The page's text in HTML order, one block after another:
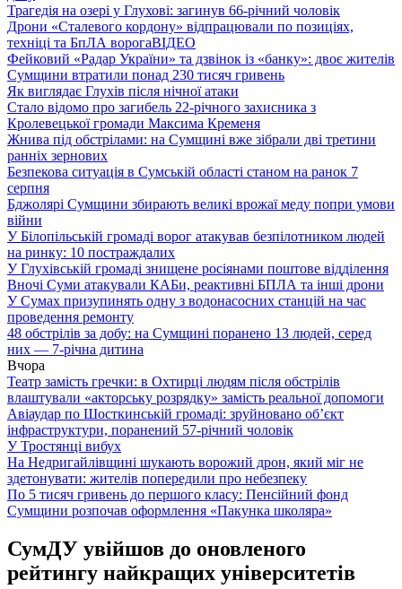
Трагедія на озері у Глухові: загинув 66-річний чоловік
Дрони «Сталевого кордону» відпрацювали по позиціях,
техніці та БпЛА ворогаВІДЕО
Фейковий «Радар України» та дзвінок із «банку»: двоє жителів
Сумщини втратили понад 230 тисяч гривень
Як виглядає Глухів після нічної атаки
Стало відомо про загибель 22-річного захисника з
Кролевецької громади Максима Кременя
Жнива під обстрілами: на Сумщині вже зібрали дві третини
ранніх зернових
Безпекова ситуація в Сумській області станом на ранок 7
серпня
Бджолярі Сумщини збирають великі врожаї меду попри умови
війни
У Білопільській громаді ворог атакував безпілотником людей
на ринку: 10 постраждалих
У Глухівській громаді знищене росіянами поштове відділення
Вночі Суми атакували КАБи, реактивні БПЛА та інші дрони
У Сумах призупинять одну з водонасосних станцій на час
проведення ремонту
48 обстрілів за добу: на Сумщині поранено 13 людей, серед
них — 7-річна дитина
Вчора
Театр замість гречки: в Охтирці людям після обстрілів
влаштували «акторську розрядку» замість реальної допомоги
Авіаудар по Шосткинській громаді: зруйновано об’єкт
інфраструктури, поранений 57-річний чоловік
У Тростянці вибух
На Недригайлівщині шукають ворожий дрон, який міг не
здетонувати: жителів попередили про небезпеку
По 5 тисяч гривень до першого класу: Пенсійний фонд
Сумщини розпочав оформлення «Пакунка школяра»
СумДУ увійшов до оновленого
рейтингу найкращих університетів